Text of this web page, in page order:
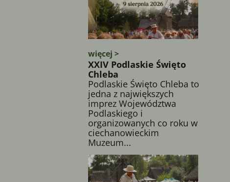
więcej >
XXIV Podlaskie Święto
Chleba
Podlaskie Święto Chleba to
jedna z największych
imprez Województwa
Podlaskiego i
organizowanych co roku w
ciechanowieckim
Muzeum...